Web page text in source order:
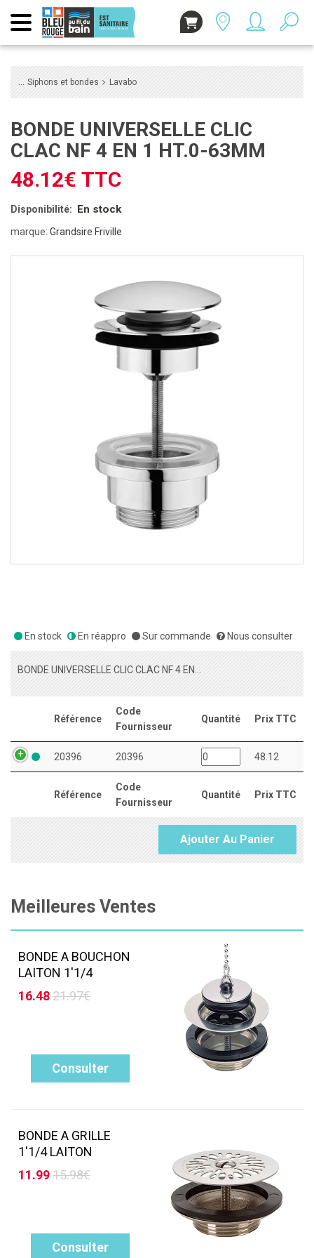
Siphons et bondes Lavabo
BONDE UNIVERSELLE CLIC
CLAC NF 4 EN 1 HT.0-63MM
48.12€ TTC
Disponibilité: En stock
marque: Grandsire Friville
En stock En réappro Sur commande Nous consulter
BONDE UNIVERSELLE CLIC CLAC NF 4 EN 1 HT.0-63MM
Référence
Code
Fournisseur
Quantité Prix TTC
Référence
Code
Fournisseur
Quantité Prix TTC
20396 20396 48.12
Ajouter Au Panier
Meilleures Ventes
BONDE A BOUCHON
LAITON 1'1/4
16.4821.97€
Consulter
BONDE A GRILLE
1'1/4 LAITON
11.9915.98€
Consulter